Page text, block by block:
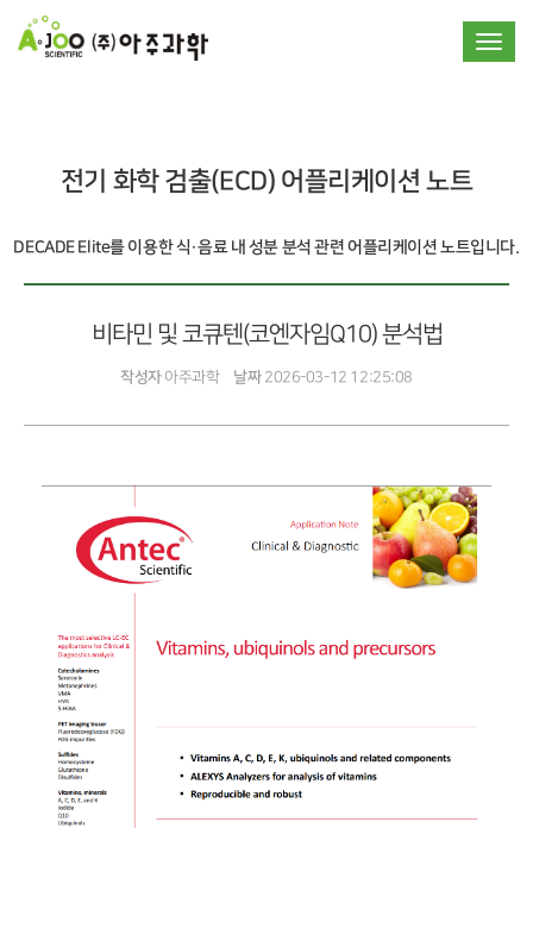
전기 화학 검출(ECD) 어플리케이션 노트
DECADE Elite를 이용한 식·음료 내 성분 분석 관련 어플리케이션 노트입니다.
비타민 및 코큐텐(코엔자임Q10) 분석법
작성자아주과학 날짜2026-03-12 12:25:08